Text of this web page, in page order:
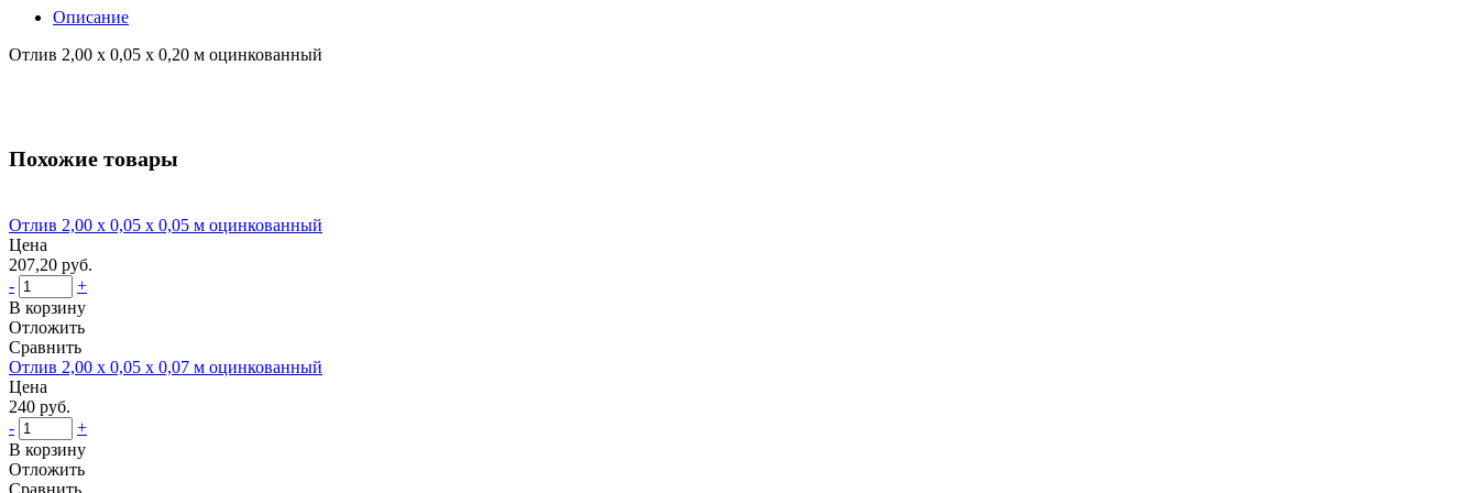
Описание
Отлив 2,00 x 0,05 х 0,20 м оцинкованный
Похожие товары
Отлив 2,00 x 0,05 х 0,05 м оцинкованный
Цена
207,20 руб.
-
+
В корзину
Отложить
Сравнить
Отлив 2,00 x 0,05 х 0,07 м оцинкованный
Цена
240 руб.
-
+
В корзину
Отложить